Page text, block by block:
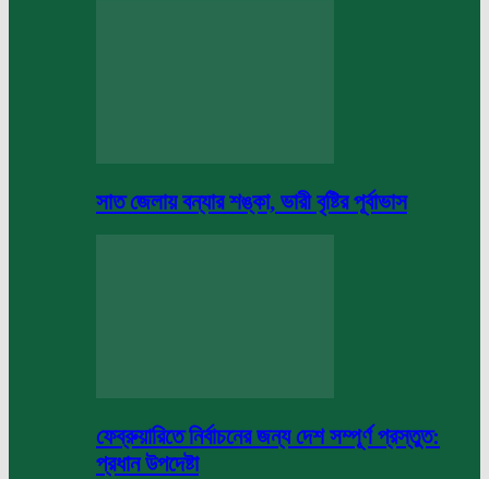
সাত জেলায় বন্যার শঙ্কা, ভারী বৃষ্টির পূর্বাভাস
ফেব্রুয়ারিতে নির্বাচনের জন্য দেশ সম্পূর্ণ প্রস্তুত:
প্রধান উপদেষ্টা